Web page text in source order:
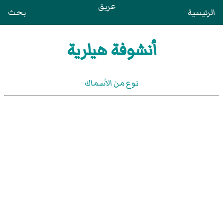
الرئيسية عريق بحث
أنشوفة هيلرية
نوع من الأسماك